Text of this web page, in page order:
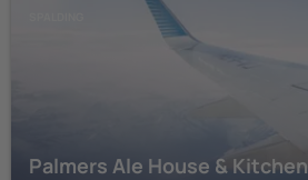
Palmers Ale House & Kitchen